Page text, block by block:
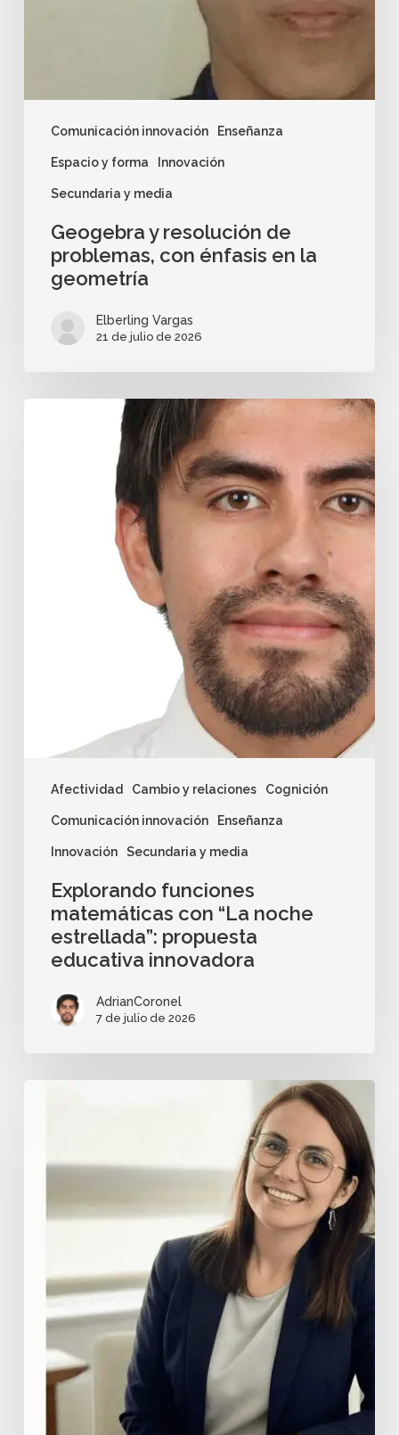
Comunicación innovación Enseñanza
Espacio y forma Innovación
Secundaria y media
Geogebra y resolución de
problemas, con énfasis en la
geometría
Elberling Vargas
21 de julio de 2026
Afectividad Cambio y relaciones Cognición
Comunicación innovación Enseñanza
Innovación Secundaria y media
Explorando funciones
matemáticas con “La noche
estrellada”: propuesta
educativa innovadora
AdrianCoronel
7 de julio de 2026